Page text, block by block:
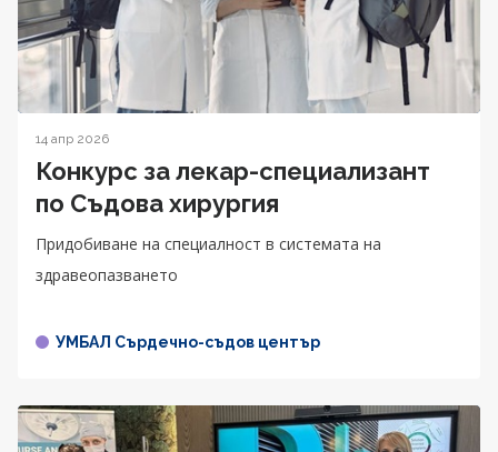
14 апр 2026
Конкурс за лекар-специализант
по Съдова хирургия
Придобиване на специалност в системата на
здравеопазването
УМБАЛ Сърдечно-съдов център